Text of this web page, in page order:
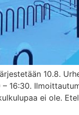
10.8.
16:30.
ei ole.